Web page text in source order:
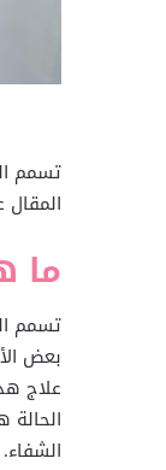
تسمم
ما
تسمم
علاج
الشفاء.